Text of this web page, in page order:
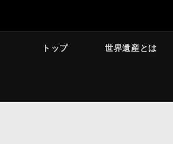
トップ 世界遺産とは